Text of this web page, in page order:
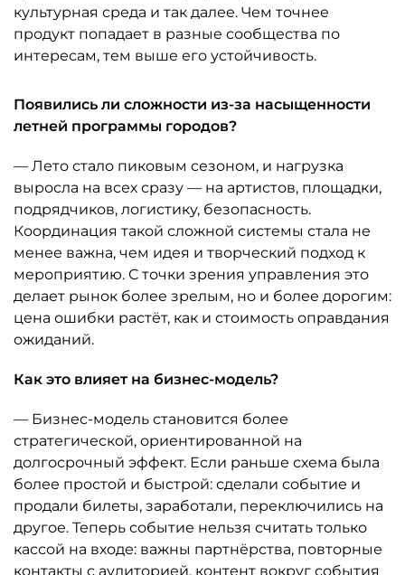
культурная среда и так далее. Чем точнее
продукт попадает в разные сообщества по
интересам, тем выше его устойчивость.
Появились ли сложности из-за насыщенности
летней программы городов?
— Лето стало пиковым сезоном, и нагрузка
выросла на всех сразу — на артистов, площадки,
подрядчиков, логистику, безопасность.
Координация такой сложной системы стала не
менее важна, чем идея и творческий подход к
мероприятию. С точки зрения управления это
делает рынок более зрелым, но и более дорогим:
цена ошибки растёт, как и стоимость оправдания
ожиданий.
Как это влияет на бизнес-модель?
— Бизнес-модель становится более
стратегической, ориентированной на
долгосрочный эффект. Если раньше схема была
более простой и быстрой: сделали событие и
продали билеты, заработали, переключились на
другое. Теперь событие нельзя считать только
кассой на входе: важны партнёрства, повторные
контакты с аудиторией, контент вокруг события